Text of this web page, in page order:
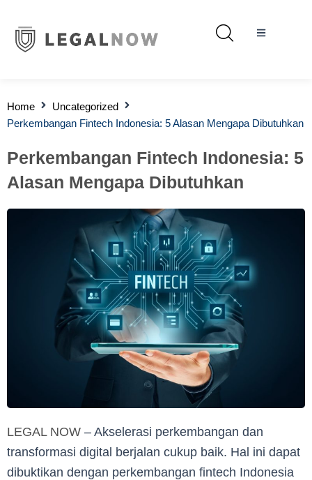
Home
Uncategorized
Perkembangan Fintech Indonesia: 5 Alasan Mengapa Dibutuhkan
Perkembangan Fintech Indonesia: 5
Alasan Mengapa Dibutuhkan
LEGAL NOW – Akselerasi perkembangan dan
transformasi digital berjalan cukup baik. Hal ini dapat
dibuktikan dengan perkembangan fintech Indonesia